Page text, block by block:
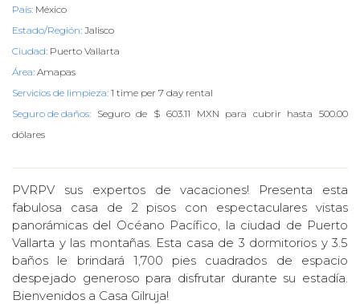
País: México
Estado/Región: Jalisco
Ciudad: Puerto Vallarta
Área: Amapas
Servicios de limpieza: 1 time per 7 day rental
Seguro de daños: Seguro de $ 603.11 MXN para cubrir hasta 500.00
dólares
PVRPV sus expertos de vacaciones! Presenta esta
fabulosa casa de 2 pisos con espectaculares vistas
panorámicas del Océano Pacífico, la ciudad de Puerto
Vallarta y las montañas. Esta casa de 3 dormitorios y 3.5
baños le brindará 1,700 pies cuadrados de espacio
despejado generoso para disfrutar durante su estadía.
Bienvenidos a Casa Gilruja!